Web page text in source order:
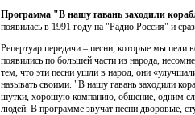
Программа "В нашу гавань заходили
появилась в 1991 году на "Радио Россия" и
Репертуар передачи – песни, которые мы пели
появились по большей части из народа,
тем, что эти песни ушли в народ, они
называть своими. "В нашу гавань заходили
шутки, хорошую компанию, общение, одним
людей. В программе звучат песни дворовые,